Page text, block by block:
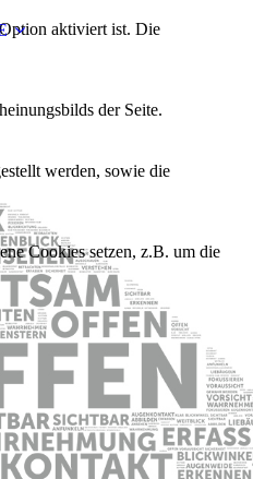
aktiviert ist. Die
der Seite.
werden, sowie die
Cookies setzen, z.B. um die